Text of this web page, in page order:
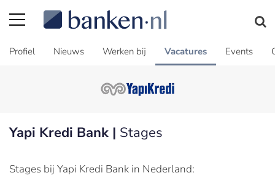
Profiel Nieuws Werken bij Vacatures Events
Yapi Kredi Bank | Stages
Stages bij Yapi Kredi Bank in Nederland: